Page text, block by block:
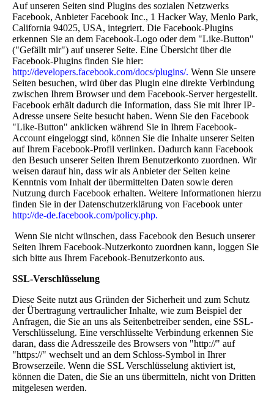
Auf unseren Seiten sind Plugins des sozialen Netzwerks
Facebook, Anbieter Facebook Inc., 1 Hacker Way, Menlo Park,
California 94025, USA, integriert. Die Facebook-Plugins
erkennen Sie an dem Facebook-Logo oder dem "Like-Button"
("Gefällt mir") auf unserer Seite. Eine Übersicht über die
Facebook-Plugins finden Sie hier:
http://developers.facebook.com/docs/plugins/. Wenn Sie unsere
Seiten besuchen, wird über das Plugin eine direkte Verbindung
zwischen Ihrem Browser und dem Facebook-Server hergestellt.
Facebook erhält dadurch die Information, dass Sie mit Ihrer IP-
Adresse unsere Seite besucht haben. Wenn Sie den Facebook
"Like-Button" anklicken während Sie in Ihrem Facebook-
Account eingeloggt sind, können Sie die Inhalte unserer Seiten
auf Ihrem Facebook-Profil verlinken. Dadurch kann Facebook
den Besuch unserer Seiten Ihrem Benutzerkonto zuordnen. Wir
weisen darauf hin, dass wir als Anbieter der Seiten keine
Kenntnis vom Inhalt der übermittelten Daten sowie deren
Nutzung durch Facebook erhalten. Weitere Informationen hierzu
finden Sie in der Datenschutzerklärung von Facebook unter
http://de-de.facebook.com/policy.php.
Wenn Sie nicht wünschen, dass Facebook den Besuch unserer
Seiten Ihrem Facebook-Nutzerkonto zuordnen kann, loggen Sie
sich bitte aus Ihrem Facebook-Benutzerkonto aus.
SSL-Verschlüsselung
Diese Seite nutzt aus Gründen der Sicherheit und zum Schutz
der Übertragung vertraulicher Inhalte, wie zum Beispiel der
Anfragen, die Sie an uns als Seitenbetreiber senden, eine SSL-
Verschlüsselung. Eine verschlüsselte Verbindung erkennen Sie
daran, dass die Adresszeile des Browsers von "http://" auf
"https://" wechselt und an dem Schloss-Symbol in Ihrer
Browserzeile. Wenn die SSL Verschlüsselung aktiviert ist,
können die Daten, die Sie an uns übermitteln, nicht von Dritten
mitgelesen werden.